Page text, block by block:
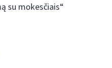
su mokesčiais“